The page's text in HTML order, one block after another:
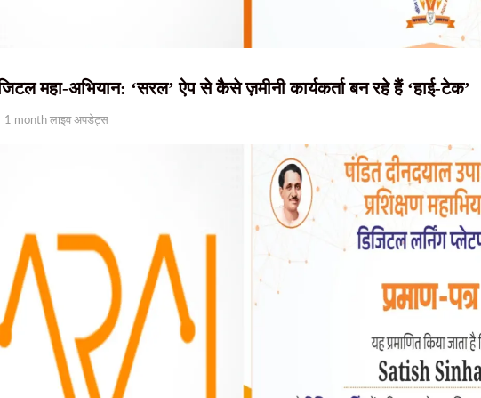
महा-अभियान: ‘सरल’ ऐप से कैसे ज़मीनी कार्यकर्ता बन रहे हैं ‘हाई-टेक’
1 month लाइव अपडेट्स